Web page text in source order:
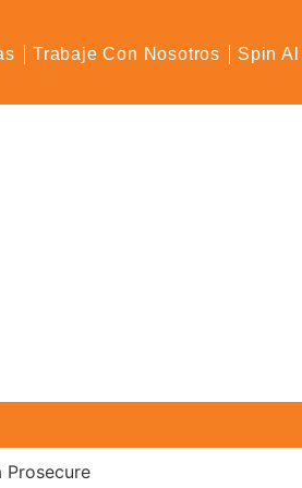
Trabaje Con Nosotros Spin
Prosecure